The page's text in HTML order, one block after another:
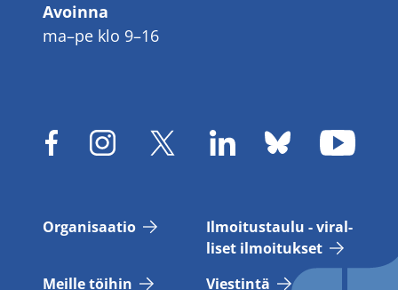
Avoinna
ma–pe klo 9–16
Or­ga­ni­saa­tio
Il­moi­tus­tau­lu - vi­ral­
li­set il­moi­tuk­set
Meil­le töi­hin
Vies­tin­tä